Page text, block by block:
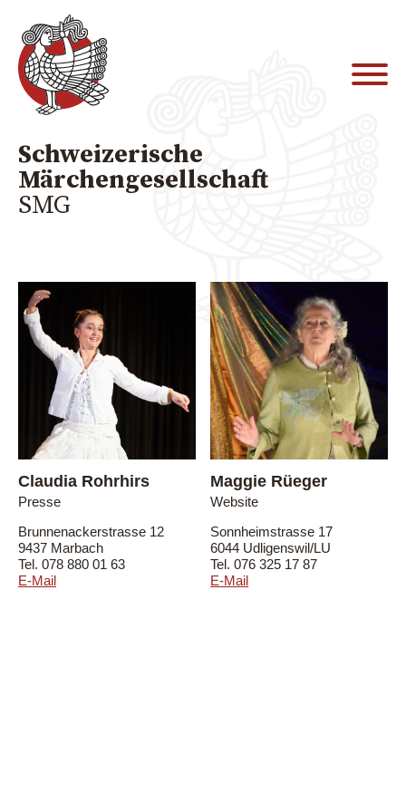
Schweizerische
Märchengesellschaft
SMG
Claudia Rohrhirs
Presse
Brunnenackerstrasse 12
9437 Marbach
Tel. 078 880 01 63
E-Mail
Maggie Rüeger
Website
Sonnheimstrasse 17
6044 Udligenswil/LU
Tel.076 325 17 87
E-Mail